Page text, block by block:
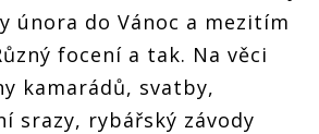
února do Vánoc a mezitím
focení a tak. Na věci
kamarádů, svatby,
srazy, rybářský závody